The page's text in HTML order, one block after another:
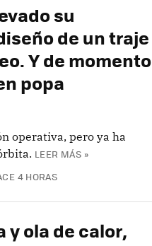
su
de un traje
Y de momento
popa
operativa, pero ya ha
LEER MÁS »
4 HORAS
y ola de calor,